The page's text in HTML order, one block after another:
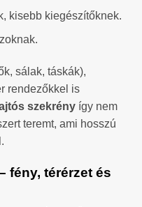
kisebb kiegészítőknek.
sálak, táskák),
rendezőkkel is
szekrény így nem
teremt, ami hosszú
fény, térérzet és